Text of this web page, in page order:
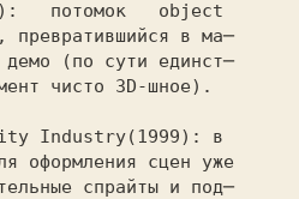
в ма─
(по сути единст─
чисто ЗD-шное).
Industry
оформления сцен уже
спрайты и под─